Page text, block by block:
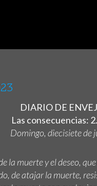
DIARIO DE
Las consecuencias:
Domingo, diecisiete de
la muerte y el deseo,
de atajar la muerte,